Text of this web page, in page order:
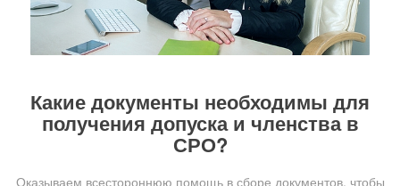
Какие документы необходимы для
получения допуска и членства в
СРО?
Оказываем всестороннюю помощь в сборе документов, чтобы